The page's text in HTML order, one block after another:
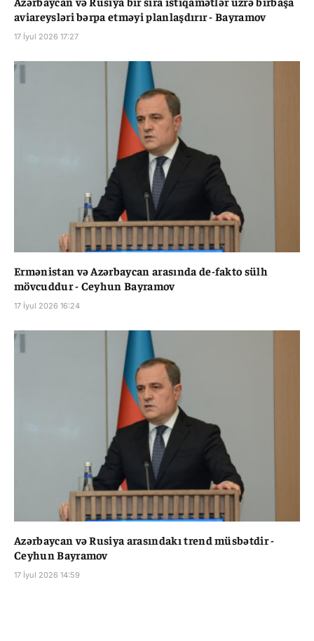
aviareysləri bərpa etməyi planlaşdırır - Bayramov
17 İyul 2026 17:27
Ermənistan və Azərbaycan arasında de-fakto sülh
mövcuddur - Ceyhun Bayramov
17 İyul 2026 16:24
Azərbaycan və Rusiya arasındakı trend müsbətdir -
Ceyhun Bayramov
17 İyul 2026 14:59